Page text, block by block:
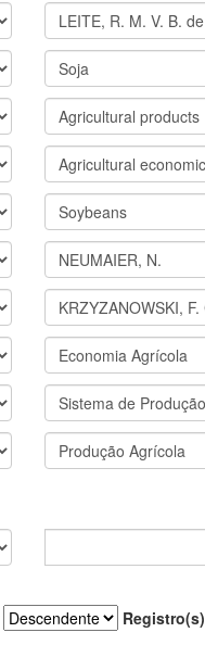
Registro(s)